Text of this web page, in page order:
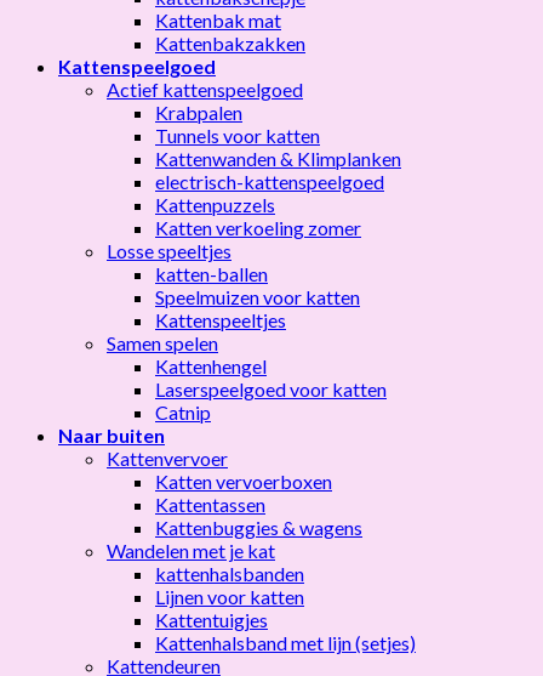
Kattenbak mat
Kattenbakzakken
Kattenspeelgoed
Actief kattenspeelgoed
Krabpalen
Tunnels voor katten
Kattenwanden & Klimplanken
electrisch-kattenspeelgoed
Kattenpuzzels
Katten verkoeling zomer
Losse speeltjes
katten-ballen
Speelmuizen voor katten
Kattenspeeltjes
Samen spelen
Kattenhengel
Laserspeelgoed voor katten
Catnip
Naar buiten
Kattenvervoer
Katten vervoerboxen
Kattentassen
Kattenbuggies & wagens
Wandelen met je kat
kattenhalsbanden
Lijnen voor katten
Kattentuigjes
Kattenhalsband met lijn (setjes)
Kattendeuren